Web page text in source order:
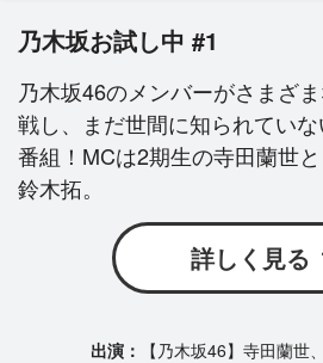
乃木坂お試し中 #1
乃木坂46のメンバーがさまざ
戦し、まだ世間に知られてい
番組！MCは2期生の寺田蘭世
鈴木拓。
詳しく見る
【乃木坂46】寺田蘭世